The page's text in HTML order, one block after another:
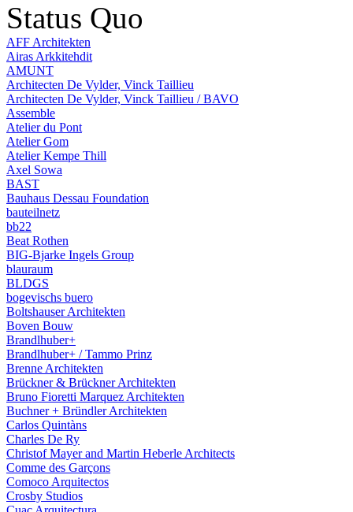
Status Quo
AFF Architekten
Airas Arkkitehdit
AMUNT
Architecten De Vylder, Vinck Taillieu
Architecten De Vylder, Vinck Taillieu / BAVO
Assemble
Atelier du Pont
Atelier Gom
Atelier Kempe Thill
Axel Sowa
BAST
Bauhaus Dessau Foundation
bauteilnetz
bb22
Beat Rothen
BIG-Bjarke Ingels Group
blauraum
BLDGS
bogevischs buero
Boltshauser Architekten
Boven Bouw
Brandlhuber+
Brandlhuber+ / Tammo Prinz
Brenne Architekten
Brückner & Brückner Architekten
Bruno Fioretti Marquez Architekten
Buchner + Bründler Architekten
Carlos Quintàns
Charles De Ry
Christof Mayer and Martin Heberle Architects
Comme des Garçons
Comoco Arquitectos
Crosby Studios